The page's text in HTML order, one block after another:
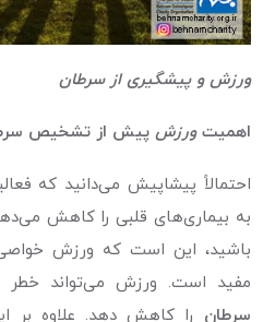
ورزش و پیشگیری از سرطان
اهمیتورزش پیش از تشخیص
احتمالاً پیشاپیش می‌دانید که
به بیماری‌های قلبی را کاهش
باشید، این است که ورزش خواصی
مفید است. ورزش می‌تواند خطر
سرطان را کاهش دهد. علاوه بر